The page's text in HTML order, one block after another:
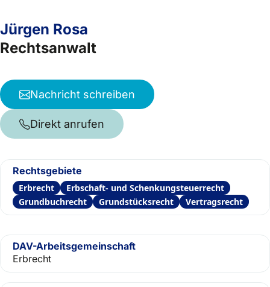
Jürgen Rosa
Rechtsanwalt
Nachricht schreiben
Direkt anrufen
Rechtsgebiete
Erbrecht
Erbschaft- und Schenkungsteuerrecht
Grundbuchrecht
Grundstücksrecht Vertragsrecht
DAV-Arbeitsgemeinschaft
Erbrecht